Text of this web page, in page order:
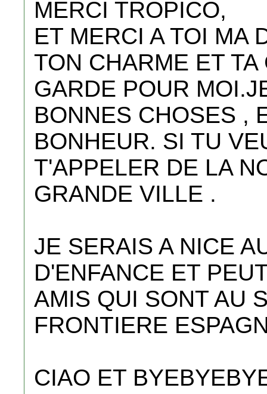
MERCI TROPICO,
ET MERCI A TOI MA
TON CHARME ET
GARDE POUR
BONNES CHOSES ,
BONHEUR. SI TU
T'APPELER DE LA
GRANDE VILLE .
JE SERAIS A NICE
D'ENFANCE ET
AMIS QUI SONT AU
FRONTIERE
CIAO ET